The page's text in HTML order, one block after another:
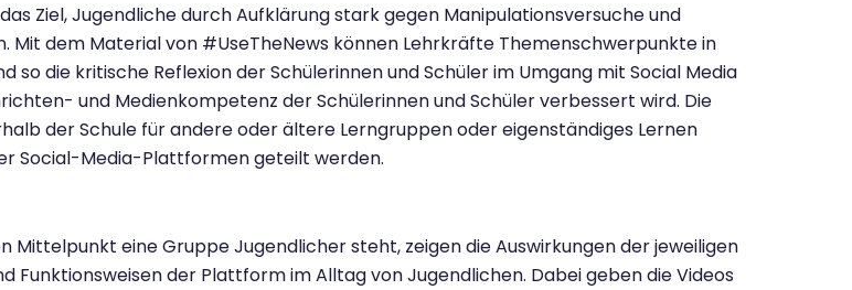
Ziel, Jugendliche durch Aufklärung stark gegen Manipulationsversuche und
Mit dem Material von #UseTheNews können Lehrkräfte Themenschwerpunkte in
so die kritische Reflexion der Schülerinnen und Schüler im Umgang mit Social Media
und Medienkompetenz der Schülerinnen und Schüler verbessert wird. Die
der Schule für andere oder ältere Lerngruppen oder eigenständiges Lernen
Social-Media-Plattformen geteilt werden.
Mittelpunkt eine Gruppe Jugendlicher steht, zeigen die Auswirkungen der jeweiligen
Funktionsweisen der Plattform im Alltag von Jugendlichen. Dabei geben die Videos